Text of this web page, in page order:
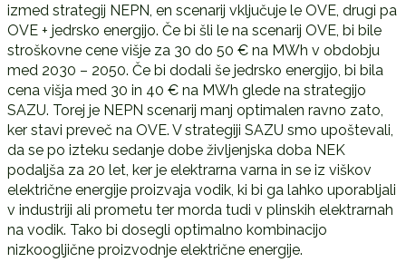
izmed strategij NEPN, en scenarij vključuje le OVE, drugi pa
OVE + jedrsko energijo. Če bi šli le na scenarij OVE, bi bile
stroškovne cene višje za 30 do 50 € na MWh v obdobju
med 2030 – 2050. Če bi dodali še jedrsko energijo, bi bila
cena višja med 30 in 40 € na MWh glede na strategijo
SAZU. Torej je NEPN scenarij manj optimalen ravno zato,
ker stavi preveč na OVE. V strategiji SAZU smo upoštevali,
da se po izteku sedanje dobe življenjska doba NEK
podaljša za 20 let, ker je elektrarna varna in se iz viškov
električne energije proizvaja vodik, ki bi ga lahko uporabljali
v industriji ali prometu ter morda tudi v plinskih elektrarnah
na vodik. Tako bi dosegli optimalno kombinacijo
nizkoogljične proizvodnje električne energije.